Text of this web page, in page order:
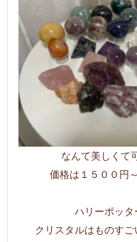
なんて美しくて
価格は１５００円
ハリーポッタ
クリスタルはものすご